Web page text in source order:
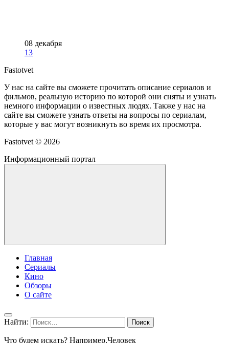
08 декабря
13
Fastotvet
У нас на сайте вы сможете прочитать описание сериалов и
фильмов, реальную историю по которой они сняты и узнать
немного информации о известных людях. Также у нас на
сайте вы сможете узнать ответы на вопросы по сериалам,
которые у вас могут возникнуть во время их просмотра.
Fastotvet © 2026
Информационный портал
Главная
Сериалы
Кино
Обзоры
О сайте
Найти:
Что будем искать? Например,Человек